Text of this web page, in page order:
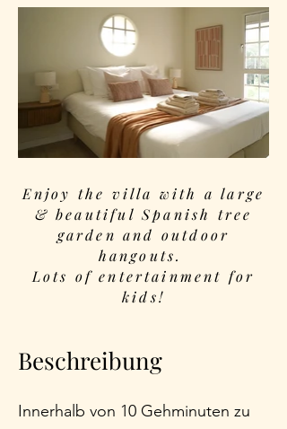
Enjoy the villa with a large
& beautiful Spanish tree
garden and outdoor
hangouts.
Lots of entertainment for
kids!
Beschreibung
Innerhalb von 10 Gehminuten zu